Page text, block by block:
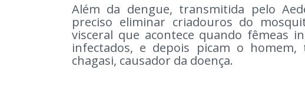
Além da dengue, transmitida pelo
preciso eliminar criadouros do
visceral que acontece quando fêmeas
infectados, e depois picam o
chagasi, causador da doença.